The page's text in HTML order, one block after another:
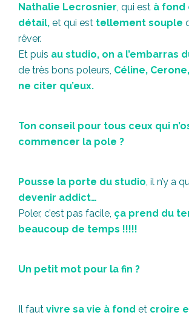
Nathalie Lecrosnier , qui est à fond
détail, et qui est tellement souple
rêver.
Et puis au studio, on a l’embarras
de très bons poleurs, Céline,
ne citer qu’eux.
Ton conseil pour tous ceux qui
commencer la pole ?
Pousse la porte du studio , il n’y a
devenir addict…
Poler, c’est pas facile, ça prend du
beaucoup de temps !!!!!
Un petit mot pour la fin ?
Il faut vivre sa vie à fond et croire